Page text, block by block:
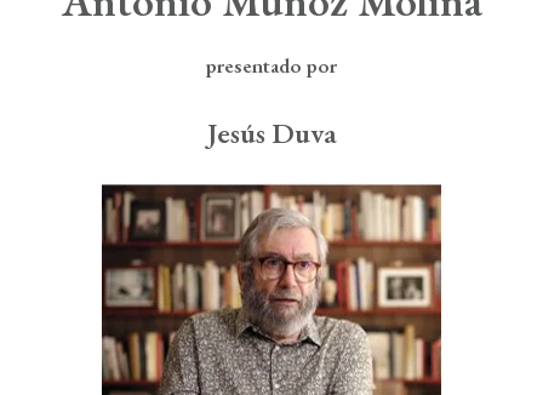
Contacto
presentado por
Jesús Duva